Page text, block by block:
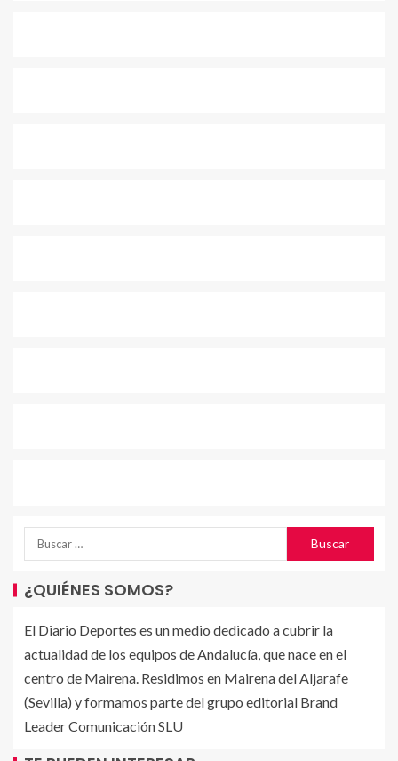
¿QUIÉNES SOMOS?
El Diario Deportes es un medio dedicado a cubrir la
actualidad de los equipos de Andalucía, que nace en el
centro de Mairena. Residimos en Mairena del Aljarafe
(Sevilla) y formamos parte del grupo editorial Brand
Leader Comunicación SLU